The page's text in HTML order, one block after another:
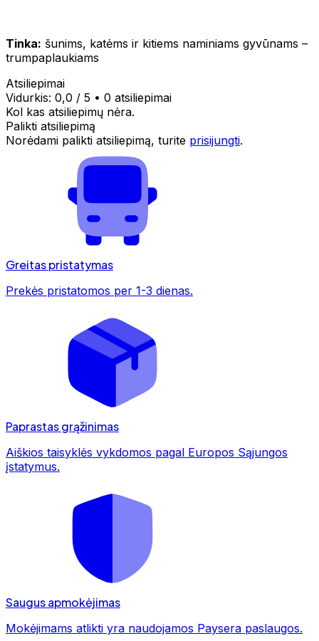
Tinka: šunims, katėms ir kitiems naminiams gyvūnams –
trumpaplaukiams
Atsiliepimai
Vidurkis: 0,0 / 5 • 0 atsiliepimai
Kol kas atsiliepimų nėra.
Palikti atsiliepimą
Norėdami palikti atsiliepimą, turite prisijungti.
Greitas pristatymas
Prekės pristatomos per 1-3 dienas.
Paprastas grąžinimas
Aiškios taisyklės vykdomos pagal Europos Sąjungos
įstatymus.
Saugus apmokėjimas
Mokėjimams atlikti yra naudojamos Paysera paslaugos.